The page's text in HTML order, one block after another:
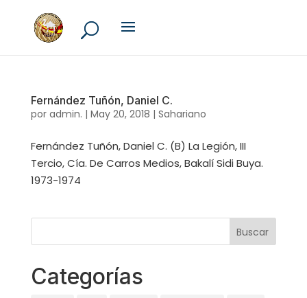
Fernández Tuñón, Daniel C.
por admin. | May 20, 2018 | Sahariano
Fernández Tuñón, Daniel C. (B) La Legión, III
Tercio, Cía. De Carros Medios, Bakalí Sidi Buya.
1973-1974
Categorías